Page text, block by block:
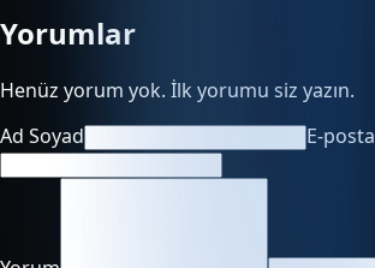
Yorumlar
Henüz yorum yok. İlk yorumu siz yazın.
Ad Soyad
E-posta